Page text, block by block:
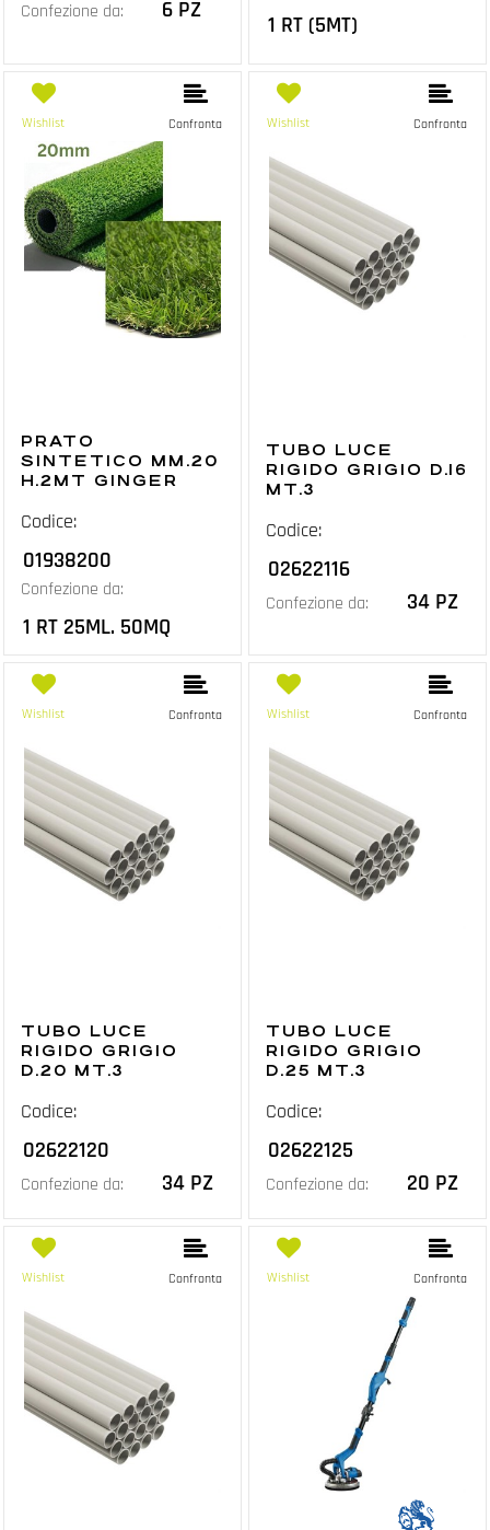
Confezione da: 6 PZ
1 RT (5MT)
Wishlist Confronta
PRATO
SINTETICO MM.20
H.2MT GINGER
Codice:
01938200
Confezione da:
1 RT 25ML. 50MQ
Wishlist Confronta
TUBO LUCE
RIGIDO GRIGIO D.16
MT.3
Codice:
02622116
Confezione da: 34 PZ
Wishlist Confronta
TUBO LUCE
RIGIDO GRIGIO
D.20 MT.3
Codice:
02622120
Confezione da: 34 PZ
Wishlist Confronta
TUBO LUCE
RIGIDO GRIGIO
D.25 MT.3
Codice:
02622125
Confezione da: 20 PZ
Wishlist Confronta Wishlist Confronta